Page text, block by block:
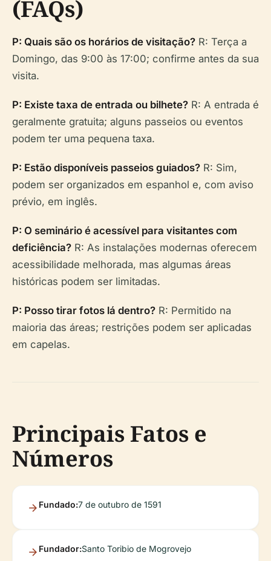
(FAQs)
P: Quais são os horários de visitação? R: Terça a
Domingo, das 9:00 às 17:00; confirme antes da sua
visita.
P: Existe taxa de entrada ou bilhete? R: A entrada é
geralmente gratuita; alguns passeios ou eventos
podem ter uma pequena taxa.
P: Estão disponíveis passeios guiados? R: Sim,
podem ser organizados em espanhol e, com aviso
prévio, em inglês.
P: O seminário é acessível para visitantes com
deficiência? R: As instalações modernas oferecem
acessibilidade melhorada, mas algumas áreas
históricas podem ser limitadas.
P: Posso tirar fotos lá dentro? R: Permitido na
maioria das áreas; restrições podem ser aplicadas
em capelas.
Principais Fatos e
Números
Fundado:7 de outubro de 1591
Fundador:Santo Toribio de Mogrovejo